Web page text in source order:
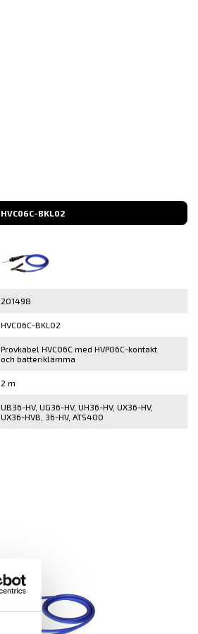
HVC06C-BKL02
201498
HVC06C-BKL02
Provkabel HVC06C med HVP06C-kontakt
och batteriklämma
2 m
UB36-HV, UG36-HV, UH36-HV, UX36-HV,
UX36-HVB, 36-HV, ATS400